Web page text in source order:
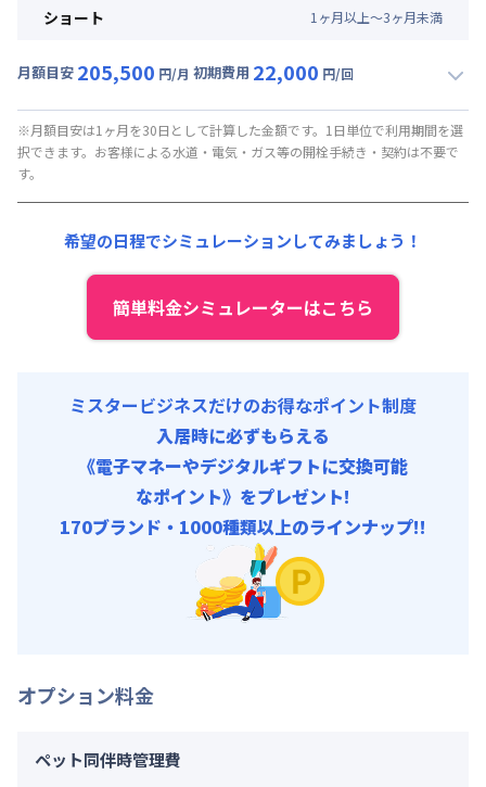
その他費用 :
初期費用
月額賃料目安(30日利用)
光熱費他 : 0円/月 (0円/日) ※賃料に含める
その他費用 :
管理費: 37,500円/月 (1,250円/日)
初期費用
ショート 1 ヶ月以上～3ヶ月未満
月額目安 205,500 円/月 初期費用 22,000 円/回
月額賃料目安(30日利用)
賃料 : 168,000円/月 (5,600円/日)
光熱費他 :
その他費用 :
37,500円/月 (1,250円/日)
契約事務手数料 : 5,000円/回 (税抜)
※月額目安は1ヶ月を30日として計算した金額です。1日単位で利用期間を選
択できます。お客様による水道・電気・ガス等の開栓手続き・契約は不要で
す。
希望の日程でシミュレーションしてみましょう！
簡単料金シミュレーターはこちら
ミスタービジネスだけのお得なポイント制度
入居時に必ずもらえる
《電子マネーやデジタルギフトに交換可能
なポイント》をプレゼント!
170ブランド・1000種類以上のラインナップ!!
オプション料金
ペット同伴時管理費